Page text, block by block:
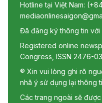
Hotline tại Việt Nam:
Đã đăng ký thông tin với
Registered online
Congress, ISSN 2476-
® Xin vui lòng ghi rõ
nhã ý sử dụng lại thông
Các trang ngoài sẽ